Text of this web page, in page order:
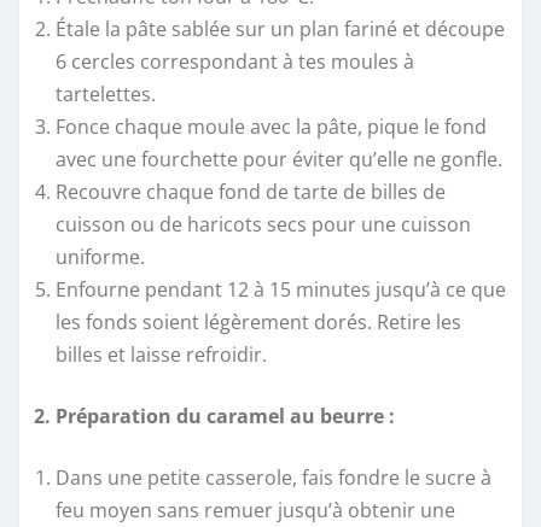
Étale la pâte sablée sur un plan fariné et découpe
6 cercles correspondant à tes moules à
tartelettes.
Fonce chaque moule avec la pâte, pique le fond
avec une fourchette pour éviter qu’elle ne gonfle.
Recouvre chaque fond de tarte de billes de
cuisson ou de haricots secs pour une cuisson
uniforme.
Enfourne pendant 12 à 15 minutes jusqu’à ce que
les fonds soient légèrement dorés. Retire les
billes et laisse refroidir.
2. Préparation du caramel au beurre :
Dans une petite casserole, fais fondre le sucre à
feu moyen sans remuer jusqu’à obtenir une